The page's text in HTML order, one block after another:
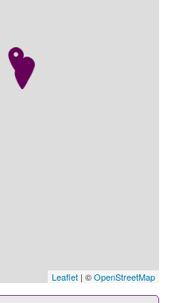
Leaflet | ©OpenStreetMap